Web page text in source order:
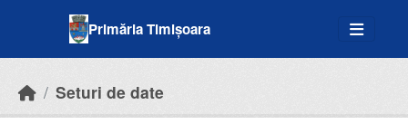
Primăria Timișoara
Seturi de date